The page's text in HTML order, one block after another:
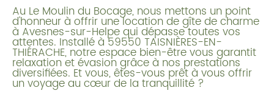
Au Le Moulin du Bocage, nous mettons un point
d'honneur à offrir une location de gîte de charme
à Avesnes-sur-Helpe qui dépasse toutes vos
attentes. Installé à 59550 TAISNIÈRES-EN-
THIÉRACHE, notre espace bien-être vous garantit
relaxation et évasion grâce à nos prestations
diversifiées. Et vous, êtes-vous prêt à vous offrir
un voyage au cœur de la tranquillité ?